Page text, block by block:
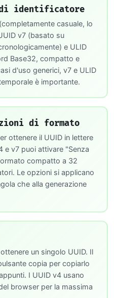
identificatore
casuale, lo
v7 (basato su
e ULID
Base32, compatto e
d'uso generici, v7 e ULID
è importante.
di formato
ottenere il UUID in lettere
e v7 puoi attivare "Senza
compatto a 32
Le opzioni si applicano
che alla generazione
un singolo UUID. Il
copia per copiarlo
I UUID v4 usano
browser per la massima